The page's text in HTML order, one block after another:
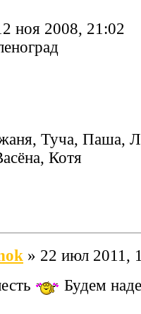
ноя 2008, 21:02
Туча, Паша,
Котя
» 22 июл 2011,
Будем